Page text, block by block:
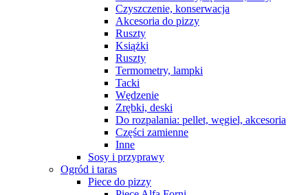
Czyszczenie, konserwacja
Akcesoria do pizzy
Ruszty
Książki
Ruszty
Termometry, lampki
Tacki
Wędzenie
Zrębki, deski
Do rozpalania: pellet, węgiel, akcesoria
Części zamienne
Inne
Sosy i przyprawy
Ogród i taras
Piece do pizzy